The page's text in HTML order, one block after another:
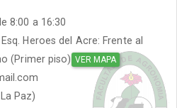
8:00 a 16:30
Heroes del Acre: Frente al
(Primer piso) VER MAPA
Paz)